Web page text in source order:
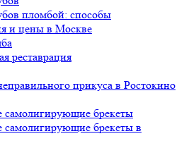
пломбой: способы
и цены в Москве
реставрация
прикуса в Ростокино
самолигирующие брекеты
самолигирующие брекеты в